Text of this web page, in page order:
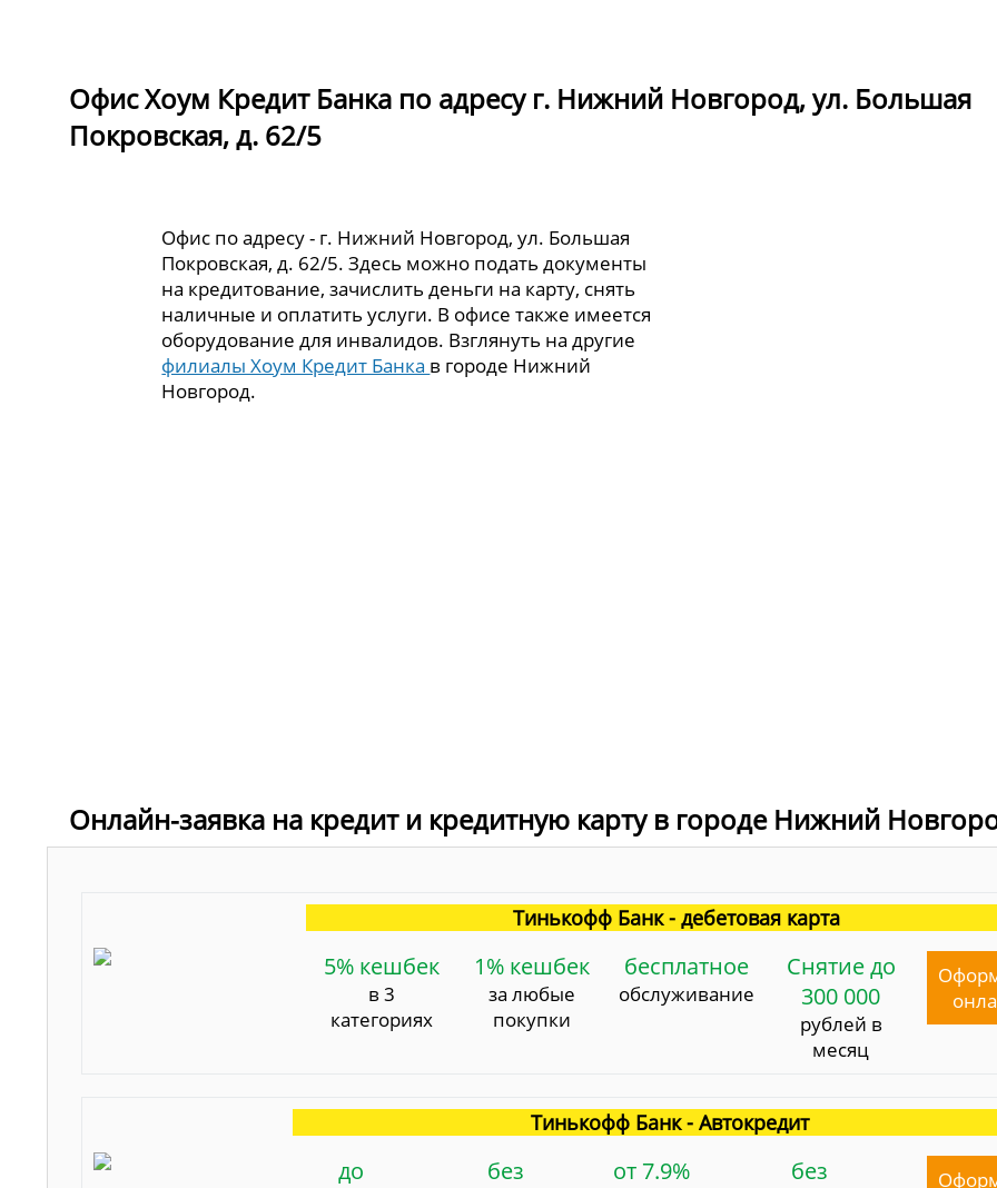
Офис Хоум Кредит Банка по адресу г. Нижний Новгород, ул. Большая
Покровская, д. 62/5
Офис по адресу - г. Нижний Новгород, ул. Большая
Покровская, д. 62/5. Здесь можно подать документы
на кредитование, зачислить деньги на карту, снять
наличные и оплатить услуги. В офисе также имеется
оборудование для инвалидов. Взглянуть на другие
филиалы Хоум Кредит Банка в городе Нижний
Новгород.
Онлайн-заявка на кредит и кредитную карту в городе Нижний
Тинькофф Банк - дебетовая карта
5% кешбек
в 3
категориях
1% кешбек
за любые
покупки
бесплатное
обслуживание
Снятие до
300 000
рублей в
месяц
Тинькофф Банк - Автокредит
до
без
от 7.9%
без